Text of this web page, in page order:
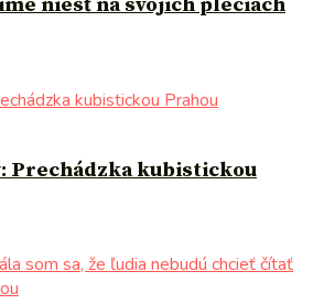
niesť na svojich pleciach
Prechádzka kubistickou